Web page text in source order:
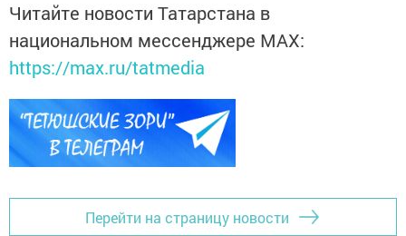
Читайте новости Татарстана в
национальном мессенджере MАХ:
https://max.ru/tatmedia
Перейти на страницу новости